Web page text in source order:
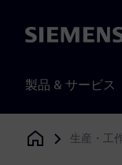
Siemens
製品 & サービス
Siemens Digital
生産・工